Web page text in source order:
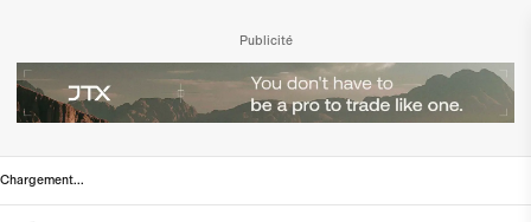
Publicité
Chargement...